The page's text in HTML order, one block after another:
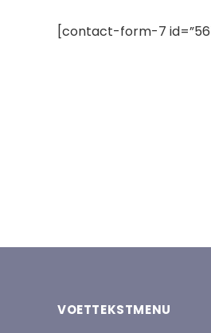
[contact-form-7
VOETTEKSTMENU